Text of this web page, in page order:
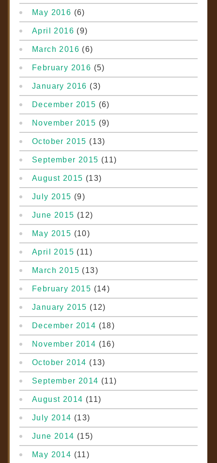
May 2016 (6)
April 2016 (9)
March 2016 (6)
February 2016 (5)
January 2016 (3)
December 2015 (6)
November 2015 (9)
October 2015 (13)
September 2015 (11)
August 2015 (13)
July 2015 (9)
June 2015 (12)
May 2015 (10)
April 2015 (11)
March 2015 (13)
February 2015 (14)
January 2015 (12)
December 2014 (18)
November 2014 (16)
October 2014 (13)
September 2014 (11)
August 2014 (11)
July 2014 (13)
June 2014 (15)
May 2014 (11)